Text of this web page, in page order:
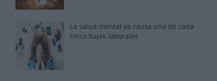
La salud mental ya causa una de cada
cinco bajas laborales